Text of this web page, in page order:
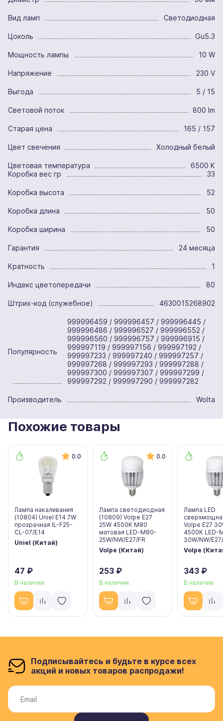
Вид ламп Светодиодная
Цоколь Gu5.3
Мощность лампы 10 W
Напряжение 230 V
Выгода 5 / 15
Световой поток 800 lm
Старая цена 165 / 157
Цвет свечения Холодный белый
Цветовая температура
6500 K
Коробка вес гр
33
Коробка высота 52
Коробка длина 50
Коробка ширина 50
Гарантия 24 месяца
Кратность 1
Индекс цветопередачи 80
Штрих-код (служебное) 4630015268902
Популярность
999996459 / 999996457 / 999996445 /
999996486 / 999996527 / 999996552 /
999996560 / 999996757 / 999996915 /
999997119 / 999997156 / 999997192 /
999997233 / 999997240 / 999997257 /
999997268 / 999997293 / 999997288 /
999997300 / 999997307 / 999997299 /
999997292 / 999997290 / 999997282
Производитель Wolta
Похожие товары
0.0
Лампа накаливания
(10804) Uniel E14 7W
прозрачная IL-F25-
CL-07/E14
Uniel (Китай)
47 ₽
В наличии
0.0
Лампа светодиодная
(10809) Volpe E27
25W 4500K M80
матовая LED-M80-
25W/NW/E27/FR
Volpe (Китай)
253 ₽
В наличии
Лампа LED
Volpe E27
4500K LED-
30W/NW/
Volpe
343 ₽
В наличии
Подписывайтесь и будьте в курсе всех
акций и новых товаров распродажи!